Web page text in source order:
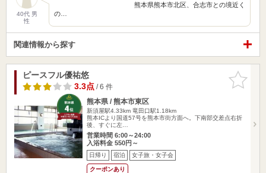
40代 男
性
熊本県熊本市北区、合志市との境近く
の…
関連情報から探す
お気に入
りに追加
ピースフル優祐悠
3.3点/ 6 件
熊本県 / 熊本市東区
新須屋駅4.33km 竜田口駅1.18km
熊本ICより国道57号を熊本市街方面へ。下南部交差点右折
後、すぐに左…
営業時間 6:00～24:00
入浴料金 550円～
日帰り 宿泊 女子旅・女子会
クーポンあり